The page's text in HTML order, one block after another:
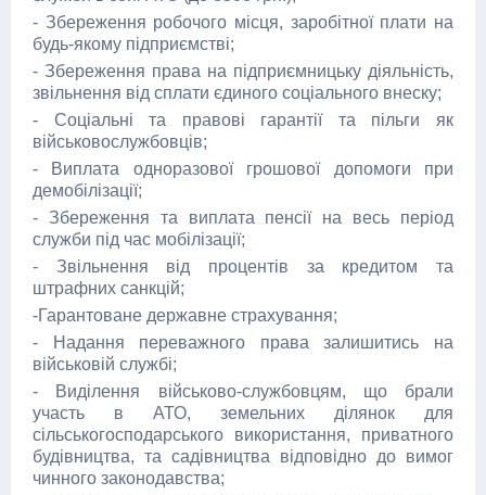
- Збереження робочого місця, заробітної плати на
будь-якому підприємстві;
- Збереження права на підприємницьку діяльність,
звільнення від сплати єдиного соціального внеску;
- Соціальні та правові гарантії та пільги як
військовослужбовців;
- Виплата одноразової грошової допомоги при
демобілізації;
- Збереження та виплата пенсії на весь період
служби під час мобілізації;
- Звільнення від процентів за кредитом та
штрафних санкцій;
-Гарантоване державне страхування;
- Надання переважного права залишитись на
військовій службі;
- Виділення військово-службовцям, що брали
участь в АТО, земельних ділянок для
сільськогосподарського використання, приватного
будівництва, та садівництва відповідно до вимог
чинного законодавства;